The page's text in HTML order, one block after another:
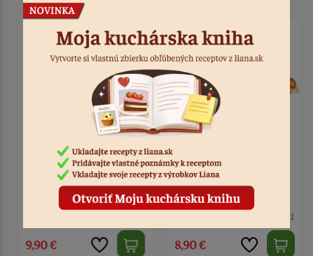
Forma silikón pologule
4,3 cm - 15 ks
9,90 €
Forma silikón pologule
3,3 cm - 15 ks
Kód: 2131
8,90 €